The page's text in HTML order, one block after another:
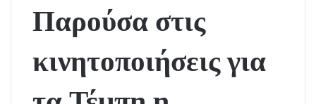
Παρούσα στις
κινητοποιήσεις για